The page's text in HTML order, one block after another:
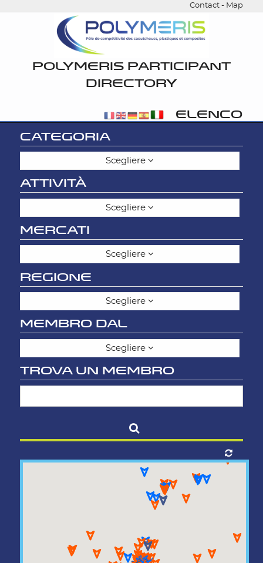
Contact - Map
POLYMERIS PARTICIPANT
DIRECTORY
ELENCO
CATEGORIA
Scegliere
ATTIVITÀ
Scegliere
MERCATI
Scegliere
REGIONE
Scegliere
MEMBRO DAL
Scegliere
TROVA UN MEMBRO